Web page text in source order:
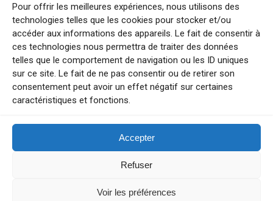
Pour offrir les meilleures expériences, nous utilisons des
technologies telles que les cookies pour stocker et/ou
accéder aux informations des appareils. Le fait de consentir à
ces technologies nous permettra de traiter des données
telles que le comportement de navigation ou les ID uniques
sur ce site. Le fait de ne pas consentir ou de retirer son
consentement peut avoir un effet négatif sur certaines
caractéristiques et fonctions.
Accepter
Refuser
Voir les préférences
Le Mensuel en PDF : consultez le magazine en ligne
Qui sommes-nous ?
BFM Top Sorties
EVENT
Tourisme week-end : envie de vous évader le temps d’un week-end ou
Explorez nos bonnes adresses
Contact